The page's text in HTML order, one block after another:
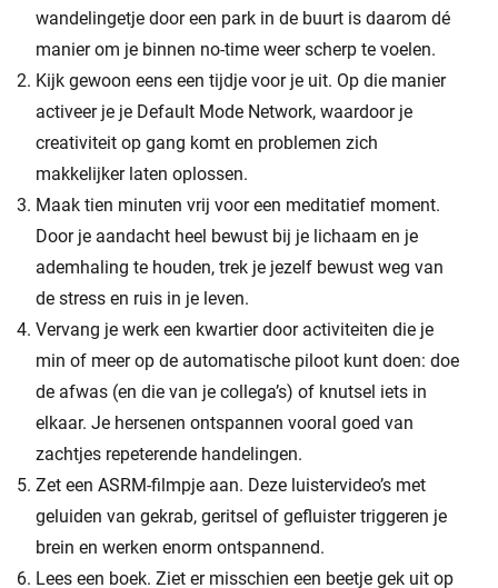
wandelingetje door een park in de buurt is daarom dé
manier om je binnen no-time weer scherp te voelen.
Kijk gewoon eens een tijdje voor je uit. Op die manier
activeer je je Default Mode Network, waardoor je
creativiteit op gang komt en problemen zich
makkelijker laten oplossen.
Maak tien minuten vrij voor een meditatief moment.
Door je aandacht heel bewust bij je lichaam en je
ademhaling te houden, trek je jezelf bewust weg van
de stress en ruis in je leven.
Vervang je werk een kwartier door activiteiten die je
min of meer op de automatische piloot kunt doen: doe
de afwas (en die van je collega’s) of knutsel iets in
elkaar. Je hersenen ontspannen vooral goed van
zachtjes repeterende handelingen.
Zet een ASRM-filmpje aan. Deze luistervideo’s met
geluiden van gekrab, geritsel of gefluister triggeren je
brein en werken enorm ontspannend.
Lees een boek. Ziet er misschien een beetje gek uit op